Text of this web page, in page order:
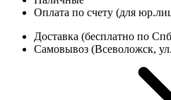
Оплата по счету (для
Доставка (бесплатно по
Самовывоз (Всеволожск,